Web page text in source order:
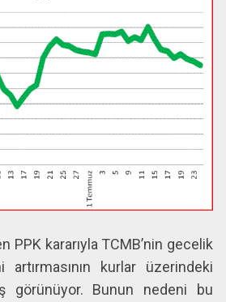
PPK kararıyla TCMB’nin gecelik
kurlar üzerindeki
görünüyor. Bunun nedeni bu